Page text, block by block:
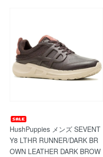
HushPuppies メンズ SEVENT
Y8 LTHR RUNNER/DARK BR
OWN LEATHER DARK BROW